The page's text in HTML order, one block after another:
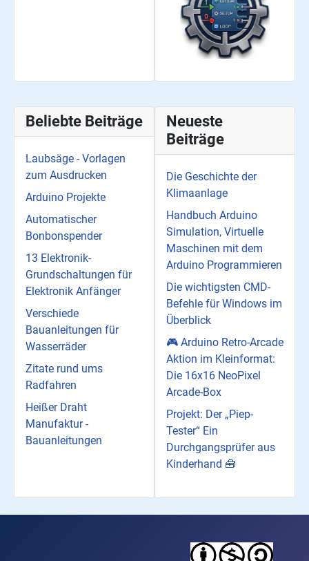
Beliebte Beiträge
Laubsäge - Vorlagen
zum Ausdrucken
Arduino Projekte
Automatischer
Bonbonspender
13 Elektronik-
Grundschaltungen für
Elektronik Anfänger
Verschiede
Bauanleitungen für
Wasserräder
Zitate rund ums
Radfahren
Heißer Draht
Manufaktur -
Bauanleitungen
Neueste
Beiträge
Die Geschichte der
Klimaanlage
Handbuch Arduino
Simulation, Virtuelle
Maschinen mit dem
Arduino Programmieren
Die wichtigsten CMD-
Befehle für Windows im
Überblick
🎮 Arduino Retro-Arcade
Aktion im Kleinformat:
Die 16x16 NeoPixel
Arcade-Box
Projekt: Der „Piep-
Tester“ Ein
Durchgangsprüfer aus
Kinderhand 🧰